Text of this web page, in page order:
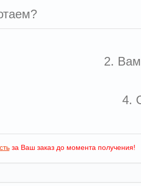
2.
4.
за Ваш заказ до момента получения!